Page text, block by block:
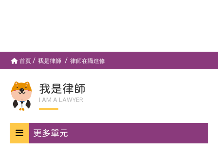
首頁 我是律師 律師在職進修
我是律師
I AM A LAWYER
更多單元